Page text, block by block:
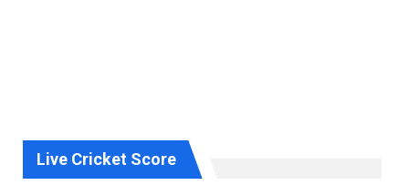
Live Cricket Score